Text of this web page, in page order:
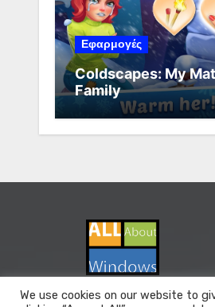
Εφαρμογές
Coldscapes: My
Family
All About
We use cookies on our website to